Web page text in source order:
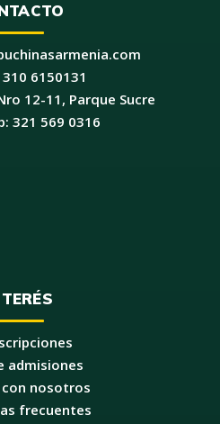
6150131
12-11, Parque Sucre
321 569 0316
admisiones
nosotros
frecuentes